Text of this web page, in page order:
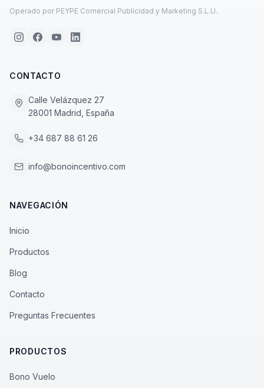
Operado por PEYPE Comercial Publicidad y Marketing S.L.U.
CONTACTO
Calle Velázquez 27
28001 Madrid, España
+34 687 88 61 26
info@bonoincentivo.com
NAVEGACIÓN
Inicio
Productos
Blog
Contacto
Preguntas Frecuentes
PRODUCTOS
Bono Vuelo